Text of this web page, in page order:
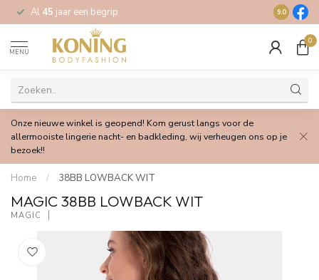
Al 45 jaar een begrip Gratis
9.0
MENU
0
Onze nieuwe winkel is geopend! Kom gerust langs voor de
allermooiste lingerie nacht- en badkleding, wij verheugen ons op je
bezoek!!
Home / 38BB LOWBACK WIT
MAGIC 38BB LOWBACK WIT
MAGIC